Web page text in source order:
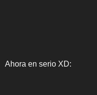
Ahora en serio XD: